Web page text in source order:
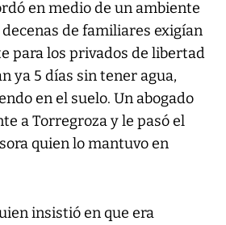
en medio de un ambiente
de familiares exigían
para los privados de libertad
ya 5 días sin tener agua,
en el suelo. Un abogado
a Torregroza y le pasó el
quien lo mantuvo en
insistió en que era